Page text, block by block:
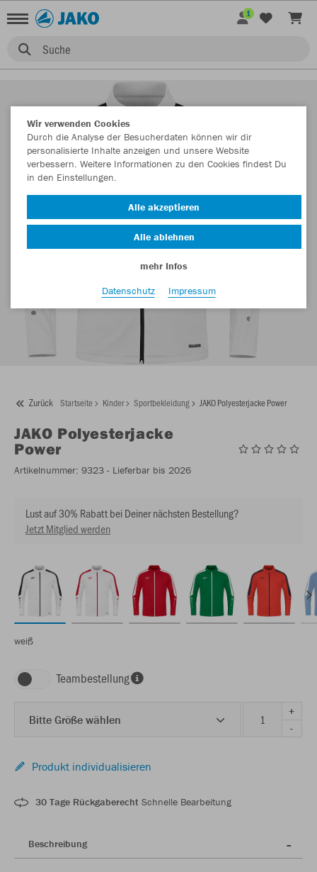
Suche
1
Zurück Startseite Kinder Sportbekleidung JAKO Polyesterjacke Power
JAKO Polyesterjacke
Power
Artikelnummer: 9323 - Lieferbar bis 2026
Lust auf 30% Rabatt bei Deiner nächsten Bestellung?
Jetzt Mitglied werden
weiß
Teambestellung
Bitte Größe wählen
+
-
Produkt individualisieren
30 Tage Rückgaberecht Schnelle Bearbeitung
Beschreibung
Wir verwenden Cookies
Durch die Analyse der Besucherdaten können wir dir
personalisierte Inhalte anzeigen und unsere Website
verbessern. Weitere Informationen zu den Cookies findest Du
in den Einstellungen.
Alle akzeptieren
Alle ablehnen
mehr Infos
Datenschutz
Impressum